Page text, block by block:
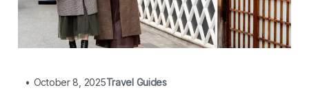
• October 8, 2025Travel Guides